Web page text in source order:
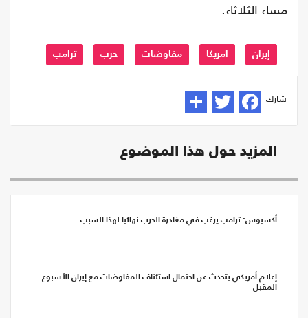
مساء الثلاثاء.
إيران امريكا مفاوضات حرب ترامب
شارك
المزيد حول هذا الموضوع
أكسيوس: ترامب يرغب في مغادرة الحرب نهائيا لهذا السبب
إعلام أمريكي يتحدث عن احتمال استئناف المفاوضات مع إيران الأسبوع
المقبل